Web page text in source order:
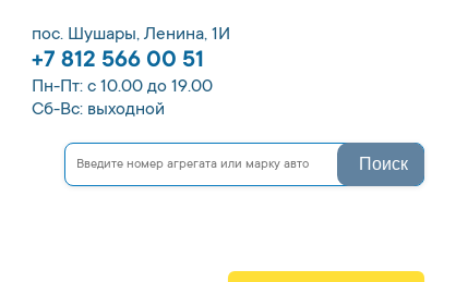
пос. Шушары, Ленина, 1И
+7 812 566 00 51
Пн-Пт: с 10.00 до 19.00
Сб-Вс: выходной
Поиск